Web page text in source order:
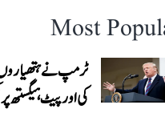
Most
ٹرمپ نے ہتھیاروں
کی اور پیٹ ہیگستھ پر